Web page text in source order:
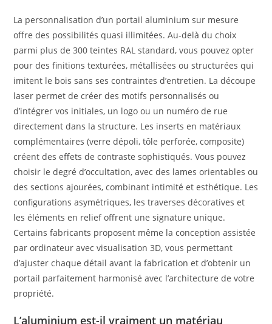
La personnalisation d’un portail aluminium sur mesure
offre des possibilités quasi illimitées. Au-delà du choix
parmi plus de 300 teintes RAL standard, vous pouvez opter
pour des finitions texturées, métallisées ou structurées qui
imitent le bois sans ses contraintes d’entretien. La découpe
laser permet de créer des motifs personnalisés ou
d’intégrer vos initiales, un logo ou un numéro de rue
directement dans la structure. Les inserts en matériaux
complémentaires (verre dépoli, tôle perforée, composite)
créent des effets de contraste sophistiqués. Vous pouvez
choisir le degré d’occultation, avec des lames orientables ou
des sections ajourées, combinant intimité et esthétique. Les
configurations asymétriques, les traverses décoratives et
les éléments en relief offrent une signature unique.
Certains fabricants proposent même la conception assistée
par ordinateur avec visualisation 3D, vous permettant
d’ajuster chaque détail avant la fabrication et d’obtenir un
portail parfaitement harmonisé avec l’architecture de votre
propriété.
L’aluminium est-il vraiment un matériau